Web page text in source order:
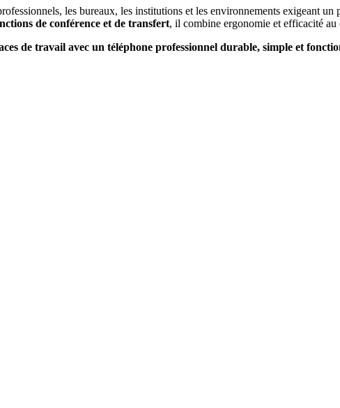
les bureaux, les institutions et les environnements exigeant
de conférence et de transfert, il combine ergonomie et efficacité au
de travail avec un téléphone professionnel durable, simple et